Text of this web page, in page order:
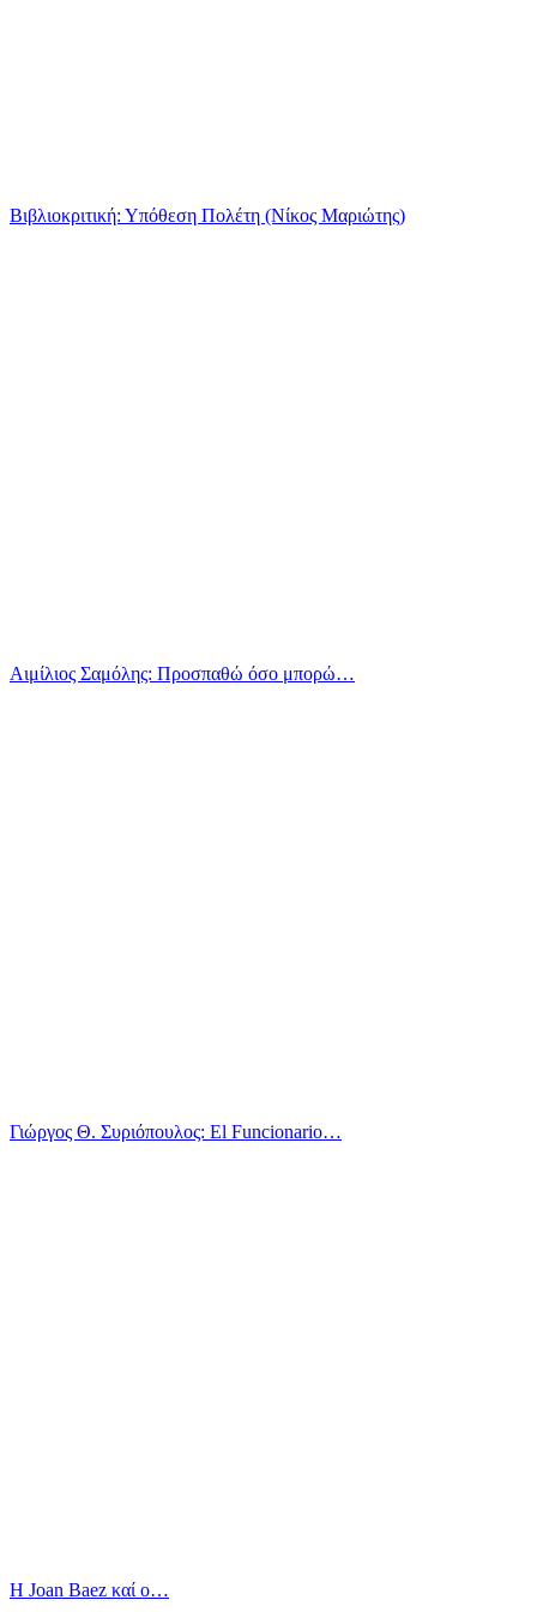
Βιβλιοκριτική: Υπόθεση Πολέτη (Νίκος Μαριώτης)
Αιμίλιος Σαμόλης: Προσπαθώ όσο μπορώ…
Γιώργος Θ. Συριόπουλος: El Funcionario…
Η Joan Baez καί ο…